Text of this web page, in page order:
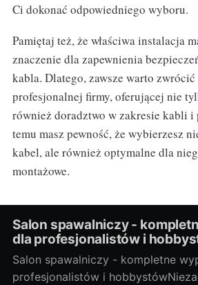
Ci dokonać odpowiedniego wyboru.
Pamiętaj też, że właściwa instalacja
znaczenie dla zapewnienia
kabla. Dlatego, zawsze warto zwrócić
profesjonalnej firmy, oferującej nie
również doradztwo w zakresie kabli i
temu masz pewność, że wybierzesz
kabel, ale również optymalne dla
montażowe.
Salon spawalniczy -
dla profesjonalistów i
Salon spawalniczy - kompletne
profesjonalistów i